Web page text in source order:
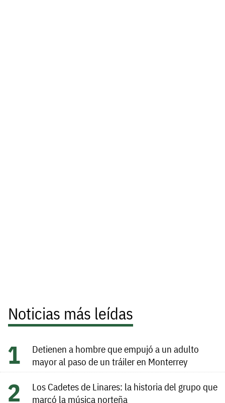
Noticias más leídas
Detienen a hombre que empujó a un adulto
mayor al paso de un tráiler en Monterrey
Los Cadetes de Linares: la historia del grupo que
marcó la música norteña